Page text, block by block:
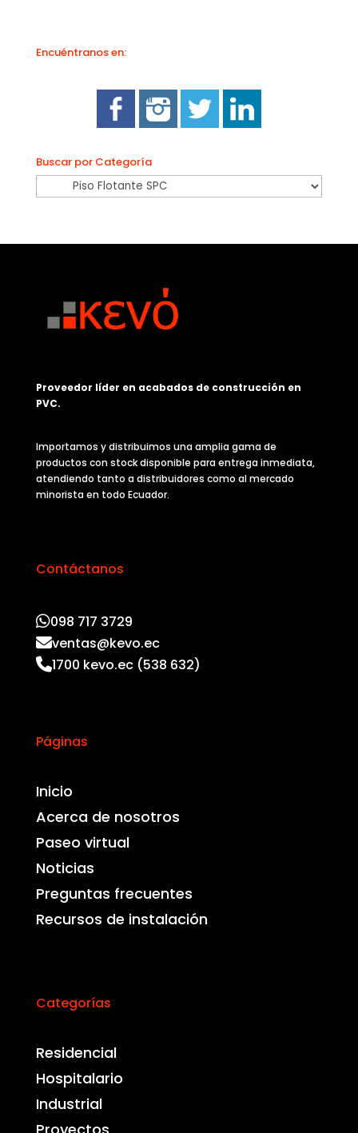
Encuéntranos en:
Buscar por Categoría
Proveedor líder en acabados de construcción en
PVC.
Importamos y distribuimos una amplia gama de
productos con stock disponible para entrega inmediata,
atendiendo tanto a distribuidores como al mercado
minorista en todo Ecuador.
Contáctanos
098 717 3729
ventas@kevo.ec
1700 kevo.ec (538 632)
Páginas
Inicio
Acerca de nosotros
Paseo virtual
Noticias
Preguntas frecuentes
Recursos de instalación
Categorías
Residencial
Hospitalario
Industrial